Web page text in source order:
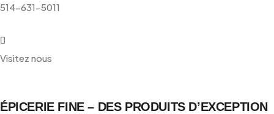
514-631-5011
Visitez nous
ÉPICERIE FINE – DES PRODUITS D’EXCEPTION